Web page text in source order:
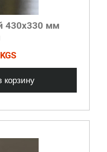
430х330 мм
корзину